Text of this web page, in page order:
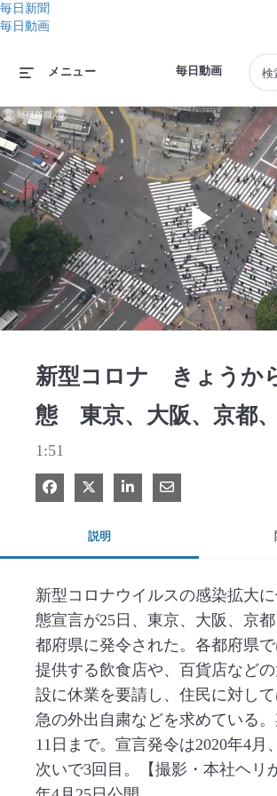
毎日新聞
毎日動画
毎日動画
メニュー
新型コロナ きょうか
態 東京、大阪、京都
1:51
Facebook で共有
Xで共有する
LinkedIn で共有
電子メールで共
説明
新型コロナウイルスの感染拡大
態宣言が25日、東京、大阪、京
都府県に発令された。各都府県
提供する飲食店や、百貨店など
設に休業を要請し、住民に対し
急の外出自粛などを求めている。
11日まで。宣言発令は2020年4月
次いで3回目。【撮影・本社ヘリ